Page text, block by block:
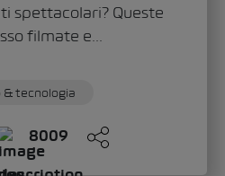
spettacolari? Queste
filmate e...
& tecnologia
8009